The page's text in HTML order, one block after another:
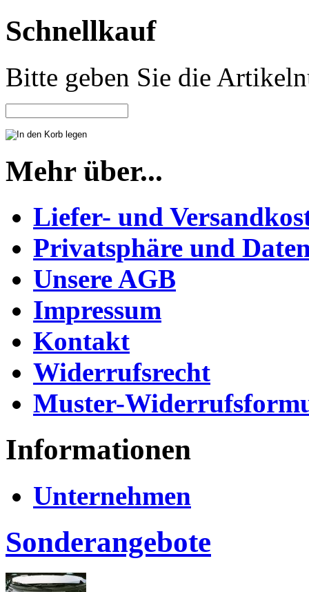
Schnellkauf
Bitte geben Sie die
Mehr über...
Liefer- und
Privatsphäre und
Unsere AGB
Impressum
Kontakt
Widerrufsrecht
Muster-
Informationen
Unternehmen
Sonderangebote